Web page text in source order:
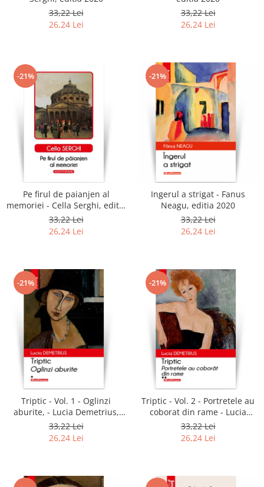
33,22 Lei
26,24 Lei
33,22 Lei
26,24 Lei
-21%
Pe firul de paianjen al
memoriei - Cella Serghi, editia
2020
33,22 Lei
26,24 Lei
-21%
Ingerul a strigat - Fanus
Neagu, editia 2020
33,22 Lei
26,24 Lei
-21%
Triptic - Vol. 1 - Oglinzi
aburite, - Lucia Demetrius,
editia 2020
33,22 Lei
26,24 Lei
-21%
Triptic - Vol. 2 - Portretele au
coborat din rame - Lucia
Demetrius, editia 2020
33,22 Lei
26,24 Lei